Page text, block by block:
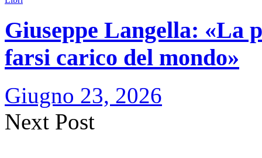
Giuseppe Langella: «La
farsi carico del mondo»
Giugno 23, 2026
Next Post